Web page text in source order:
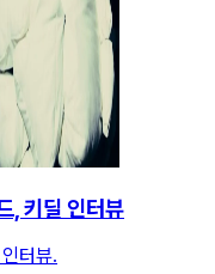
, 키딜 인터뷰
터뷰.